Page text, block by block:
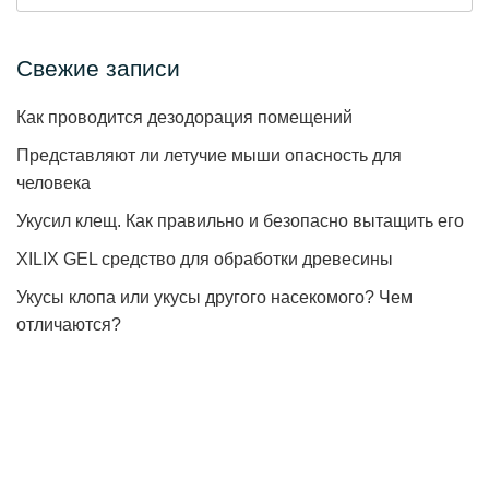
Свежие записи
Как проводится дезодорация помещений
Представляют ли летучие мыши опасность для
человека
Укусил клещ. Как правильно и безопасно вытащить его
XILIX GEL средство для обработки древесины
Укусы клопа или укусы другого насекомого? Чем
отличаются?